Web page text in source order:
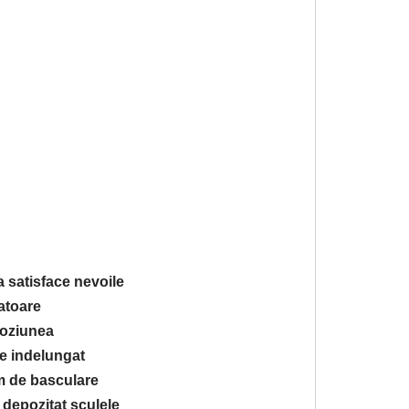
satisface nevoile
indelungat
de basculare
sculele